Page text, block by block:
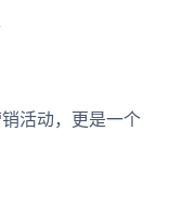
活动，更是一个